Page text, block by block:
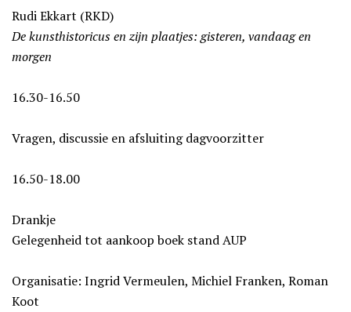
Rudi Ekkart (RKD)
De kunsthistoricus en zijn plaatjes: gisteren, vandaag en
morgen
16.30-16.50
Vragen, discussie en afsluiting dagvoorzitter
16.50-18.00
Drankje
Gelegenheid tot aankoop boek stand AUP
Organisatie: Ingrid Vermeulen, Michiel Franken, Roman
Koot